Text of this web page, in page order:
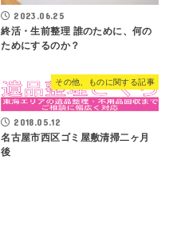
2023.06.25
終活・生前整理 誰のために、何の
ためにするのか？
その他、ものに関する記事
2018.05.12
名古屋市西区ゴミ屋敷清掃二ヶ月
後